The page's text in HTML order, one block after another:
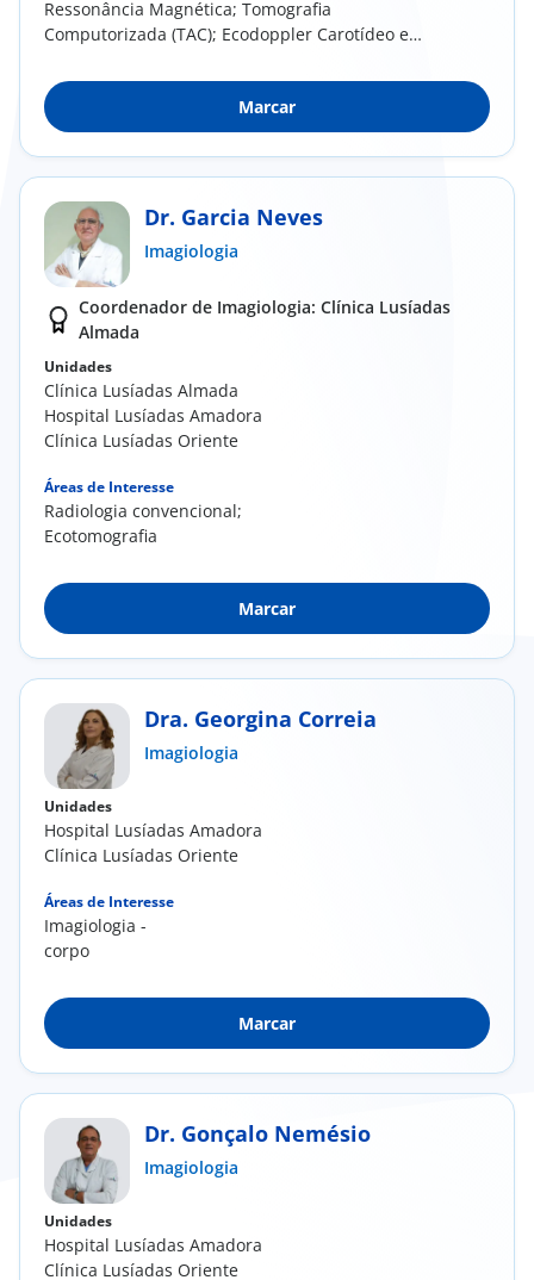
Ressonância Magnética; Tomografia
Computorizada (TAC); Ecodoppler Carotídeo e
Marcar
Dr. Garcia Neves
Imagiologia
Coordenador de Imagiologia: Clínica Lusíadas
Almada
Unidades
Clínica Lusíadas Almada
Hospital Lusíadas Amadora
Clínica Lusíadas Oriente
Áreas de Interesse
Radiologia convencional;
Ecotomografia
Marcar
Dra. Georgina Correia
Imagiologia
Unidades
Hospital Lusíadas Amadora
Clínica Lusíadas Oriente
Áreas de Interesse
Imagiologia -
corpo
Marcar
Dr. Gonçalo Nemésio
Imagiologia
Unidades
Hospital Lusíadas Amadora
Clínica Lusíadas Oriente